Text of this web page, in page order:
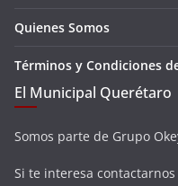
Quienes Somos
Términos y Condiciones
El Municipal Querétaro
Somos parte de Grupo
Si te interesa